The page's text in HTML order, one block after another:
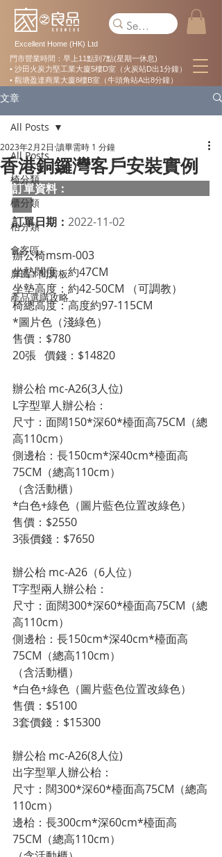
Excellent Home (HK) Ltd
門市營業時間：早上11點到7點(星期一休息)
• 沙田火炭力堅工業大廈5樓D室（火炭站D出1分鐘）
• 觀塘盈達商業大廈8樓B室（牛頭角站A出8分鐘）
文章
All Posts
椅分類
櫃分類
枱分類
會客區
屏風 / 間房板
產品選購攻略
All Posts
香港銅鑼灣客戶安裝實例
2023年2月2日 讀畢需時 1 分鐘
訂單資料：
訂單日期： 2022-11-02
辦公椅msm-003
坐墊闊度：約47CM
坐墊高度：約42-50CM （可調教）
椅總高度：高度約97-115CM
*圖片色（淺綠色）
售價：$780
20張   價錢：$14820
辦公枱 mc-A26(3人位)
L字型單人辦公枱：
尺寸：面闊150*深60*檯面高75CM（總
高110cm）
側邊枱：長150cm*深40cm*檯面高
75CM（總高110cm）
（含活動櫃）
*白色+綠色（圖片藍色位置改綠色）
售價：$2550
3張價錢：$7650
辦公枱 mc-A26（6人位）
T字型兩人辦公枱：
尺寸：面闊300*深60*檯面高75CM（總
高110cm）
側邊枱：長150cm*深40cm*檯面高
75CM（總高110cm）
（含活動櫃）
*白色+綠色（圖片藍色位置改綠色）
售價：$5100
3套價錢：$15300
辦公枱 mc-A26(8人位)
出字型單人辦公枱：
尺寸：闊300*深60*檯面高75CM（總高
110cm）
邊枱：長300cm*深60cm*檯面高
75CM（總高110cm）